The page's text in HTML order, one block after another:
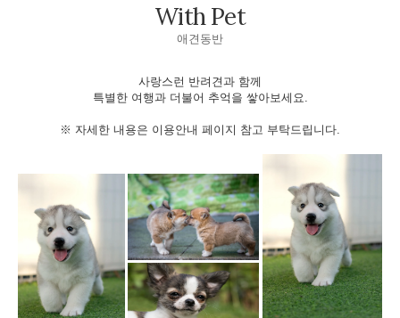
With Pet
애견동반
사랑스런 반려견과 함께
특별한 여행과 더불어 추억을 쌓아보세요.
※ 자세한 내용은 이용안내 페이지 참고 부탁드립니다.